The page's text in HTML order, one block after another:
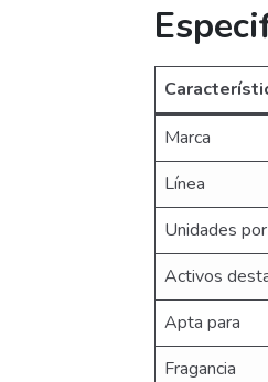
Marca
Línea
Unidades
Activos
Apta para
Fragancia